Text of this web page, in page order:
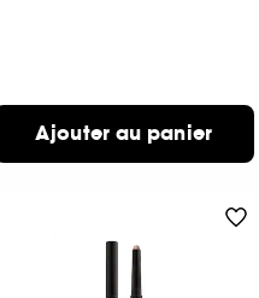
Ajouter au panier